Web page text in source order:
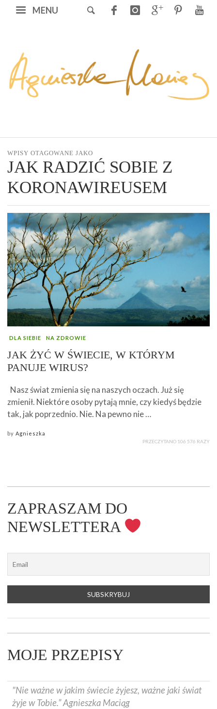
MENU
WPISY OTAGOWANE JAKO
JAK RADZIĆ SOBIE Z
KORONAWIREUSEM
DLA SIEBIE NA ZDROWIE
JAK ŻYĆ W ŚWIECIE, W KTÓRYM
PANUJE WIRUS?
Nasz świat zmienia się na naszych oczach. Już się
zmienił. Niektóre osoby pytają mnie, czy kiedyś będzie
tak, jak poprzednio. Nie. Na pewno nie …
by Agnieszka
PRZECZYTANO 106 576 RAZY
ZAPRASZAM DO
NEWSLETTERA
MOJE PRZEPISY
"Nie ważne w jakim świecie żyjesz, ważne jaki świat
żyje w Tobie.” Agnieszka Maciąg